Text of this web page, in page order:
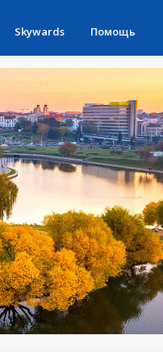
Skywards Помощь